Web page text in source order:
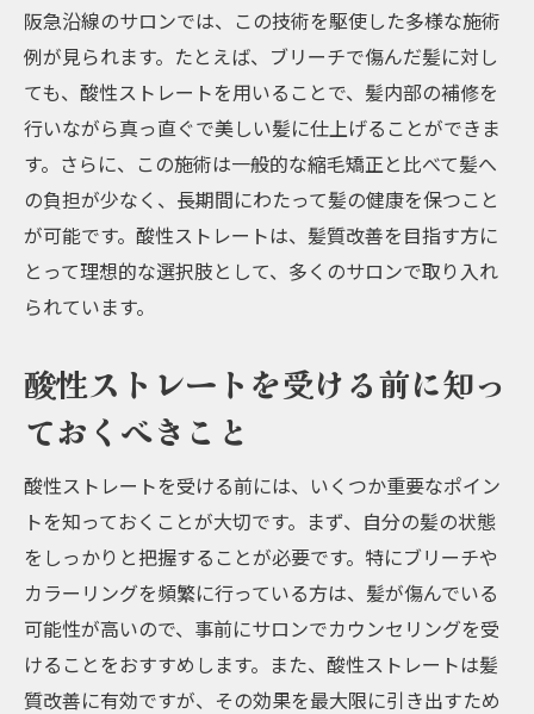
阪急沿線のサロンでは、この技術を駆使した多様な施術
例が見られます。たとえば、ブリーチで傷んだ髪に対し
ても、酸性ストレートを用いることで、髪内部の補修を
行いながら真っ直ぐで美しい髪に仕上げることができま
す。さらに、この施術は一般的な縮毛矯正と比べて髪へ
の負担が少なく、長期間にわたって髪の健康を保つこと
が可能です。酸性ストレートは、髪質改善を目指す方に
とって理想的な選択肢として、多くのサロンで取り入れ
られています。
酸性ストレートを受ける前に知っ
ておくべきこと
酸性ストレートを受ける前には、いくつか重要なポイン
トを知っておくことが大切です。まず、自分の髪の状態
をしっかりと把握することが必要です。特にブリーチや
カラーリングを頻繁に行っている方は、髪が傷んでいる
可能性が高いので、事前にサロンでカウンセリングを受
けることをおすすめします。また、酸性ストレートは髪
質改善に有効ですが、その効果を最大限に引き出すため